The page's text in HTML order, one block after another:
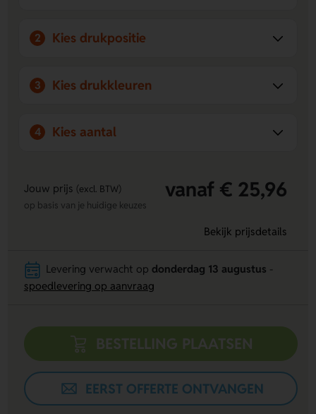
2 Kies drukpositie
3 Kies drukkleuren
4 Kies aantal
Jouw prijs (excl. BTW) vanaf € 25,96
op basis van je huidige keuzes
Bekijk prijsdetails
Levering verwacht op donderdag 13 augustus
spoedlevering op aanvraag
BESTELLING PLAATSEN
EERST OFFERTE ONTVANGEN